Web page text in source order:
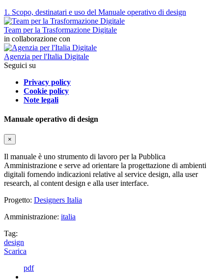
1. Scopo, destinatari e uso del Manuale operativo di design
Team per la Trasformazione Digitale
in collaborazione con
Agenzia per l'Italia Digitale
Seguici su
Privacy policy
Cookie policy
Note legali
Manuale operativo di design
×
Il manuale è uno strumento di lavoro per la Pubblica
Amministrazione e serve ad orientare la progettazione di ambienti
digitali fornendo indicazioni relative al service design, alla user
research, al content design e alla user interface.
Progetto: Designers Italia
Amministrazione: italia
Tag:
design
Scarica
pdf